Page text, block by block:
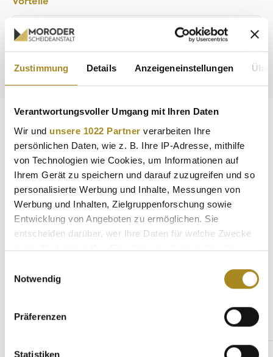
Zustimmung Details Anzeigeneinstellungen
Verantwortungsvoller Umgang mit Ihren Daten
Wir und unsere 1022 Partner verarbeiten Ihre
persönlichen Daten, wie z. B. Ihre IP-Adresse, mithilfe
von Technologien wie Cookies, um Informationen auf
Ihrem Gerät zu speichern und darauf zuzugreifen und so
personalisierte Werbung und Inhalte, Messungen von
Werbung und Inhalten, Zielgruppenforschung sowie
Entwicklung von Angeboten zu ermöglichen. Sie
entscheiden darüber, wer Ihre Daten für welche Zwecke
nutzt. Sie können Ihre Einwilligung jederzeit über die
Trigger Symbol ändern oder widerrufen
Informationen über Ihre geografische Lage
können
Notwendig
Präferenzen
Statistiken
Kompaktes Format
Optimaler Schutz für den Barren
Flexibel lagerbar
Der 0,5 g Goldbarren in der Secain Card von Heimerle +
Meule bietet eine perfekte Kombination aus sicherer
Wertanlage und el…Mehr
Eigenschaften
Hersteller